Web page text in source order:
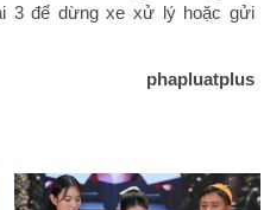
3 để dừng xe xử lý hoặc gửi
phapluatplus